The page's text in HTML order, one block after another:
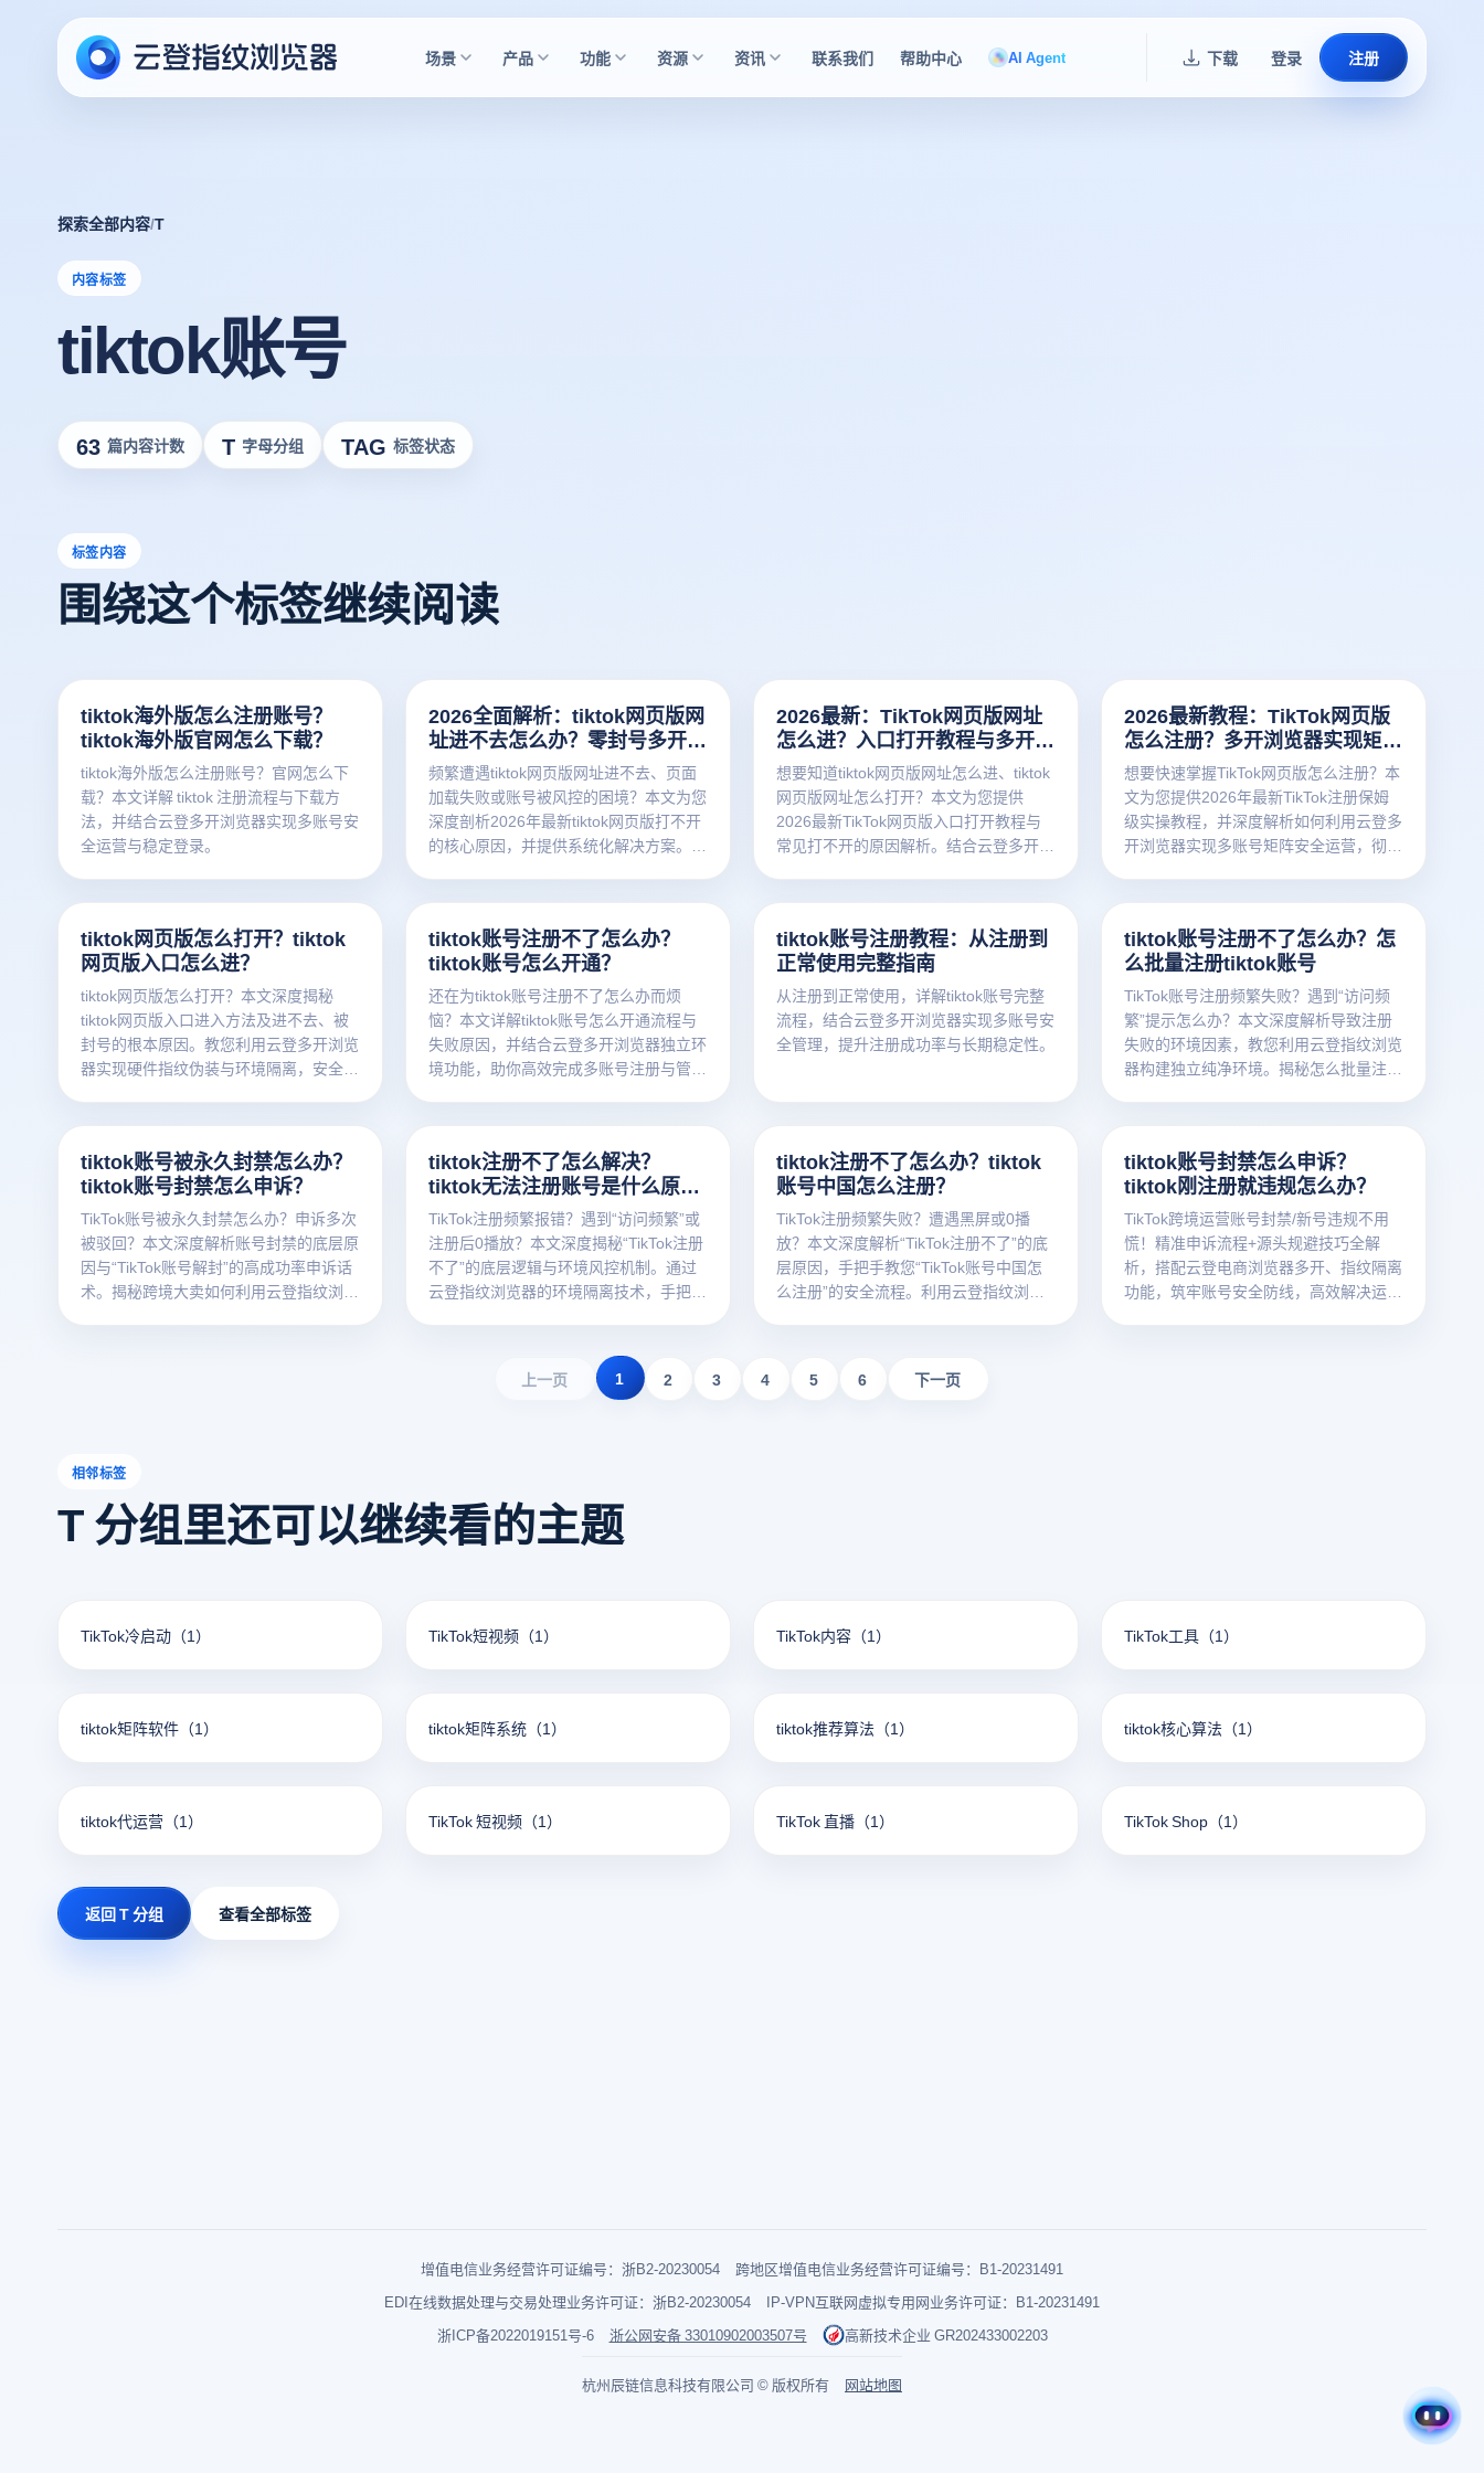
场景 产品 功能 资源 资讯 联系我们 帮助中心 AI Agent 下载 登录 注册
探索全部内容/T
内容标签
tiktok账号
63 篇内容计数 T 字母分组 TAG 标签状态
标签内容
围绕这个标签继续阅读
tiktok海外版怎么注册账号？
tiktok海外版官网怎么下载？
tiktok海外版怎么注册账号？官网怎么下
载？本文详解 tiktok 注册流程与下载方
法，并结合云登多开浏览器实现多账号安
全运营与稳定登录。
2026全面解析：tiktok网页版网
址进不去怎么办？零封号多开解
决指南
频繁遭遇tiktok网页版网址进不去、页面
加载失败或账号被风控的困境？本文为您
深度剖析2026年最新tiktok网页版打不开
的核心原因，并提供系统化解决方案。借
TikTok矩阵高效运营。点击获取最新零门
槛破局指南！
2026最新：TikTok网页版网址
怎么进？入口打开教程与多开防
封全攻略
想要知道tiktok网页版网址怎么进、tiktok
网页版网址怎么打开？本文为您提供
2026最新TikTok网页版入口打开教程与
常见打不开的原因解析。结合云登多开浏
封登录指南，开启您的TikTok引流变现之
旅！
2026最新教程：TikTok网页版
怎么注册？多开浏览器实现矩阵
防关联运营
想要快速掌握TikTok网页版怎么注册？本
文为您提供2026年最新TikTok注册保姆
级实操教程，并深度解析如何利用云登多
开浏览器实现多账号矩阵安全运营，彻底
tiktok网页版怎么打开？tiktok
网页版入口怎么进？
tiktok网页版怎么打开？本文深度揭秘
tiktok网页版入口进入方法及进不去、被
封号的根本原因。教您利用云登多开浏览
器实现硬件指纹伪装与环境隔离，安全稳
tiktok账号注册不了怎么办？
tiktok账号怎么开通？
还在为tiktok账号注册不了怎么办而烦
恼？本文详解tiktok账号怎么开通流程与
失败原因，并结合云登多开浏览器独立环
境功能，助你高效完成多账号注册与管
tiktok账号注册教程：从注册到
正常使用完整指南
从注册到正常使用，详解tiktok账号完整
流程，结合云登多开浏览器实现多账号安
全管理，提升注册成功率与长期稳定性。
tiktok账号注册不了怎么办？怎
么批量注册tiktok账号
TikTok账号注册频繁失败？遇到“访问频
繁”提示怎么办？本文深度解析导致注册
失败的环境因素，教您利用云登指纹浏览
器构建独立纯净环境。揭秘怎么批量注册
略！
tiktok账号被永久封禁怎么办？
tiktok账号封禁怎么申诉？
TikTok账号被永久封禁怎么办？申诉多次
被驳回？本文深度解析账号封禁的底层原
因与“TikTok账号解封”的高成功率申诉话
术。揭秘跨境大卖如何利用云登指纹浏览
tiktok注册不了怎么解决？
tiktok无法注册账号是什么原
因？
TikTok注册频繁报错？遇到“访问频繁”或
注册后0播放？本文深度揭秘“TikTok注册
不了”的底层逻辑与环境风控机制。通过
云登指纹浏览器的环境隔离技术，手把手
tiktok注册不了怎么办？tiktok
账号中国怎么注册？
TikTok注册频繁失败？遭遇黑屏或0播
放？本文深度解析“TikTok注册不了”的底
层原因，手把手教您“TikTok账号中国怎
么注册”的安全流程。利用云登指纹浏览
免费获取防关联解决方案！
tiktok账号封禁怎么申诉？
tiktok刚注册就违规怎么办？
TikTok跨境运营账号封禁/新号违规不用
慌！精准申诉流程+源头规避技巧全解
析，搭配云登电商浏览器多开、指纹隔离
功能，筑牢账号安全防线，高效解决运营
上一页 1 2 3 4 5 6 下一页
相邻标签
T 分组里还可以继续看的主题
TikTok冷启动 （1） TikTok短视频 （1） TikTok内容 （1） TikTok工具 （1）
tiktok矩阵软件 （1） tiktok矩阵系统 （1） tiktok推荐算法 （1） tiktok核心算法 （1）
tiktok代运营 （1） TikTok 短视频 （1） TikTok 直播 （1） TikTok Shop （1）
返回 T 分组 查看全部标签
增值电信业务经营许可证编号：浙B2-20230054
跨地区增值电信业务经营许可证编号：B1-20231491
EDI在线数据处理与交易处理业务许可证：浙B2-20230054
IP-VPN互联网虚拟专用网业务许可证：B1-20231491
浙ICP备2022019151号-6
浙公网安备 33010902003507号 高新技术企业 GR202433002203
杭州辰链信息科技有限公司 © 版权所有 网站地图